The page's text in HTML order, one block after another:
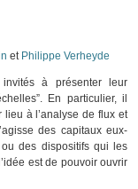
et Philippe Verheyde
à présenter leur
En particulier, il
lieu à l’analyse de flux et
des capitaux eux-
des dispositifs qui les
est de pouvoir ouvrir